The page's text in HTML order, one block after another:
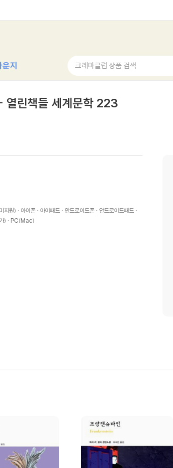
운지 크레마클럽 상품 검색
열린책들 세계문학 223
지원) 아이폰 아이패드 안드로이드폰
안드로이드패드
)
PC(Mac)